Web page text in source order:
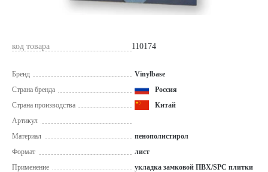
код товара 110174
Бренд
Vinylbase
Страна бренда
Россия
Страна производства
Китай
Артикул
Материал
пенополистирол
Формат
лист
Применение
укладка замковой ПВХ/SPC плитки